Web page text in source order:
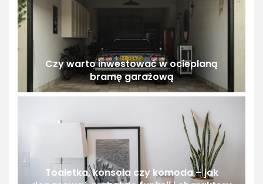
Czy warto inwestować w ocieplaną
bramę garażową
Toaletka, konsola czy komoda – jak